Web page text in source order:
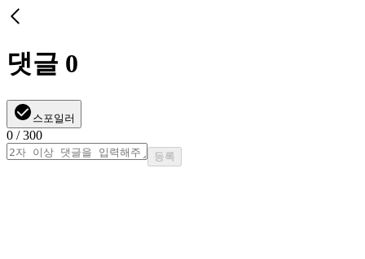
댓글 0
스포일러
0 / 300
등록